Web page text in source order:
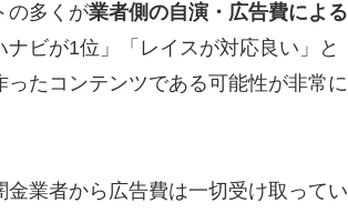
の多くが業者側の自演・広告費による
ビが1位」「レイスが対応良い」と
たコンテンツである可能性が非常に
業者から広告費は一切受け取ってい